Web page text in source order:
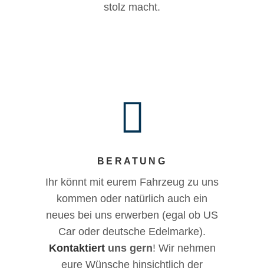
stolz macht.
BERATUNG
Ihr könnt mit eurem Fahrzeug zu uns
kommen oder natürlich auch ein
neues bei uns erwerben (egal ob US
Car oder deutsche Edelmarke).
Kontaktiertuns gern! Wir nehmen
eure Wünsche hinsichtlich der